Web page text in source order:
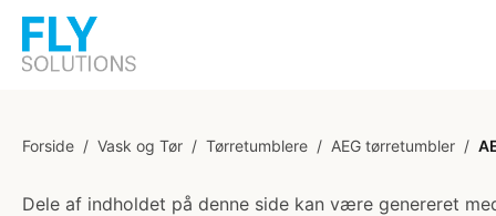
Forside / Vask og Tør / Tørretumblere / AEG tørretumbler /
Dele af indholdet på denne side kan være genereret